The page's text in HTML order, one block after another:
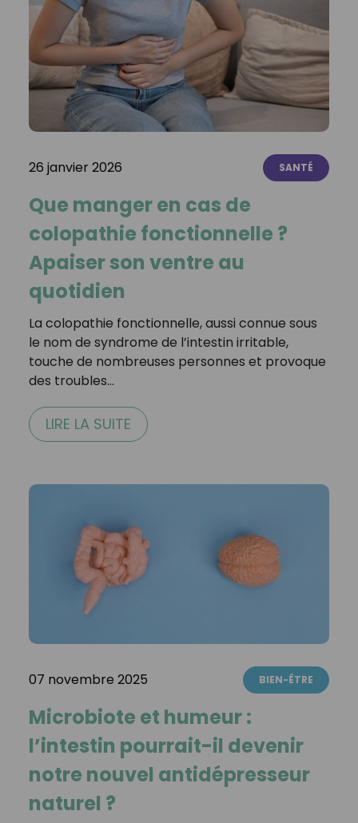
26 janvier 2026 SANTÉ
Que manger en cas de
colopathie fonctionnelle ?
Apaiser son ventre au
quotidien
La colopathie fonctionnelle, aussi connue sous
le nom de syndrome de l’intestin irritable,
touche de nombreuses personnes et provoque
des troubles…
LIRE LA SUITE
07 novembre 2025 BIEN-ÊTRE
Microbiote et humeur :
l’intestin pourrait-il devenir
notre nouvel antidépresseur
naturel ?